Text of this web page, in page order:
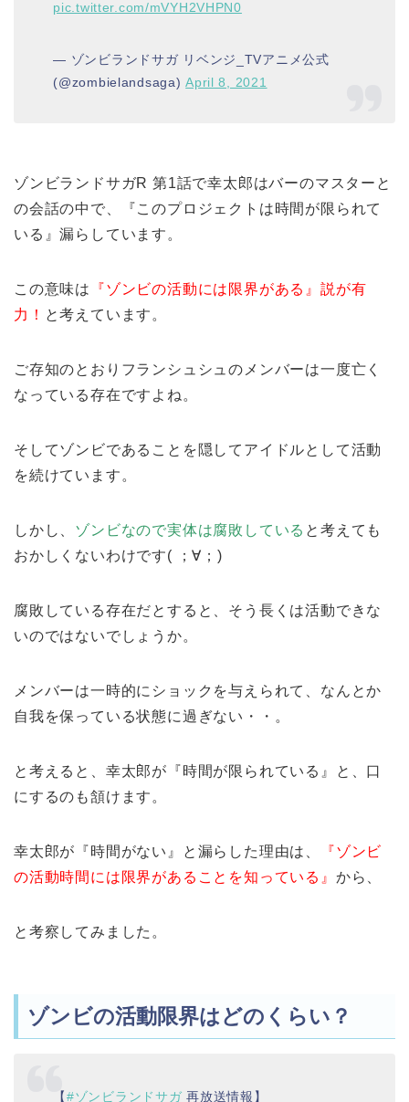
pic.twitter.com/mVYH2VHPN0
— ゾンビランドサガ リベンジ_TVアニメ公式
(@zombielandsaga)April 8, 2021
ゾンビランドサガR 第1話で幸太郎はバーのマスターと
の会話の中で、『このプロジェクトは時間が限られて
いる』漏らしています。
この意味は
『ゾンビの活動には限界がある』説が有
力！ と考えています。
ご存知のとおりフランシュシュのメンバーは一度亡く
なっている存在ですよね。
そしてゾンビであることを隠してアイドルとして活動
を続けています。
しかし、 ゾンビなので実体は腐敗している と考えても
おかしくないわけです( ；∀；)
腐敗している存在だとすると、そう長くは活動できな
いのではないでしょうか。
メンバーは一時的にショックを与えられて、なんとか
自我を保っている状態に過ぎない・・。
と考えると、幸太郎が『時間が限られている』と、口
にするのも頷けます。
幸太郎が『時間がない』と漏らした理由は、
『ゾンビ
の活動時間には限界があることを知っている』 から、
と考察してみました。
ゾンビの活動限界はどのくらい？
【#ゾンビランドサガ再放送情報】